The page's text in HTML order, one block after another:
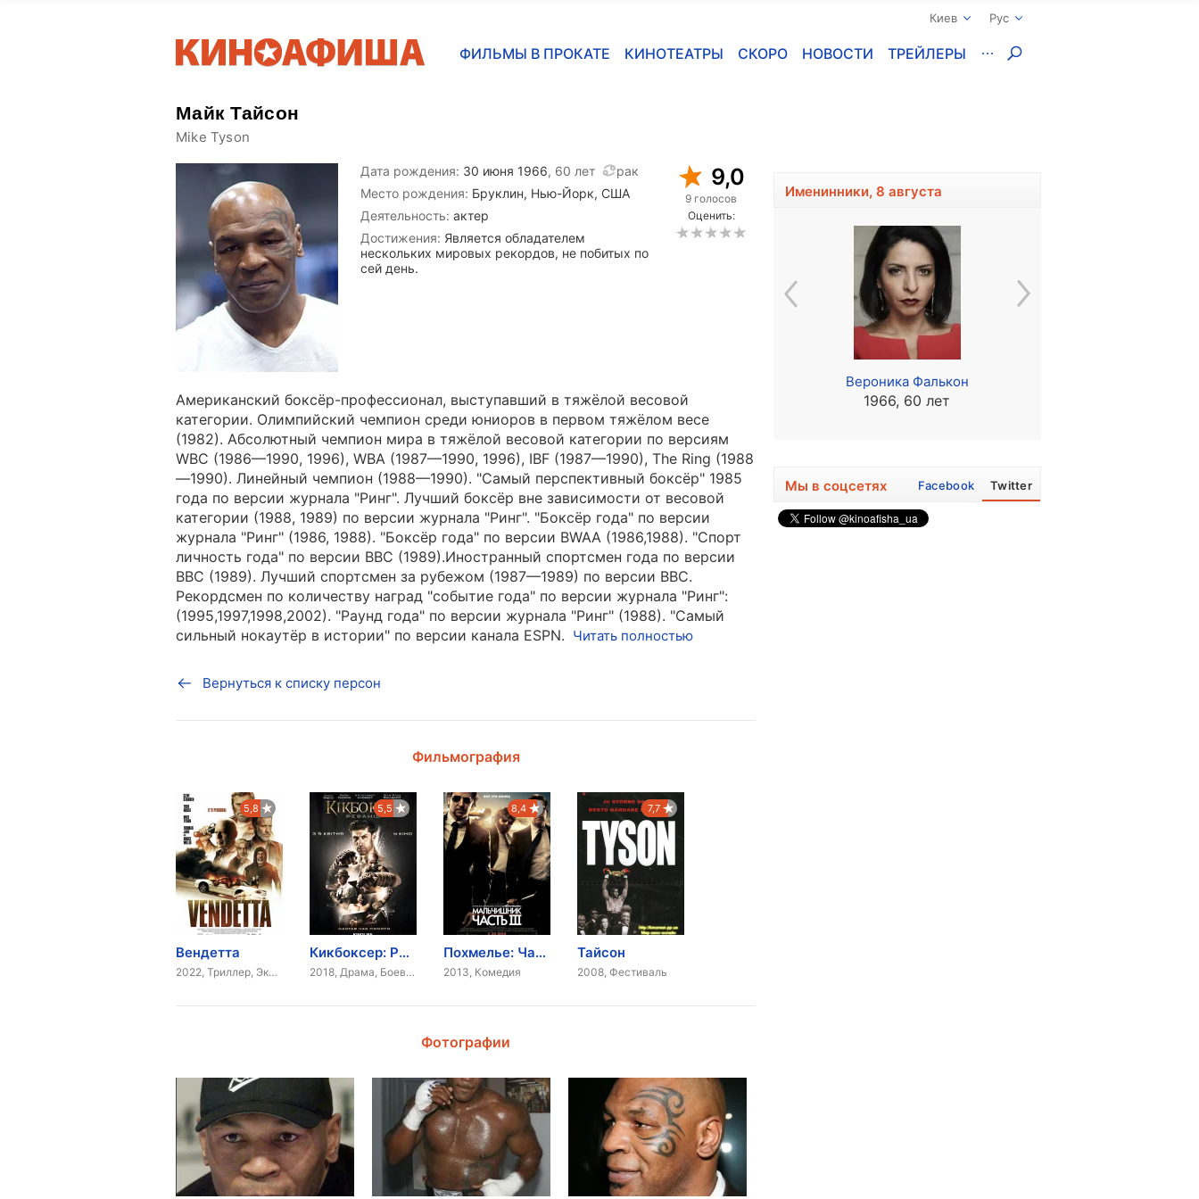
Киев Рус
ФИЛЬМЫ В ПРОКАТЕ КИНОТЕАТРЫ СКОРО НОВОСТИ ТРЕЙЛЕРЫ
Майк Тайсон
Mike Tyson
Дата рождения: 30 июня 1966, 60 лет
рак
Место рождения: Бруклин, Нью-Йорк, США
Деятельность: актер
Достижения: Является обладателем
нескольких мировых рекордов, не побитых по
сей день.
9,0
9 голосов
Оценить:
Американский боксёр-профессионал, выступавший в тяжёлой весовой
категории. Олимпийский чемпион среди юниоров в первом тяжёлом весе
(1982). Абсолютный чемпион мира в тяжёлой весовой категории по версиям
WBC (1986—1990, 1996), WBA (1987—1990, 1996), IBF (1987—1990), The Ring (1988
—1990). Линейный чемпион (1988—1990). "Самый перспективный боксёр" 1985
года по версии журнала "Ринг". Лучший боксёр вне зависимости от весовой
категории (1988, 1989) по версии журнала "Ринг". "Боксёр года" по версии
журнала "Ринг" (1986, 1988). "Боксёр года" по версии BWAA (1986,1988). "Спорт
личность года" по версии BBC (1989).Иностранный спортсмен года по версии
BBC (1989). Лучший спортсмен за рубежом (1987—1989) по версии BBC.
Рекордсмен по количеству наград "событие года" по версии журнала "Ринг":
(1995,1997,1998,2002). "Раунд года" по версии журнала "Ринг" (1988). "Самый
сильный нокаутёр в истории" по версии канала ESPN. Читать полностью
Вернуться к списку персон
Фильмография
5,8
Вендетта
2022, Триллер, Экшн
5,5
Кикбоксер: Реванш
2018, Драма, Боевик
8,4
Похмелье: Часть 3
2013, Комедия
7,7
Тайсон
2008, Фестиваль
Фотографии
Именинники, 8 августа
1995, 31 год
Вероника Фалькон
1966, 60 лет
Мы в соцсетях Facebook Twitter